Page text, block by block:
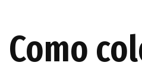
Como